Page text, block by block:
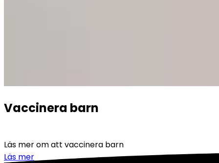
Vaccinera barn
Läs mer om att vaccinera barn
Läs mer